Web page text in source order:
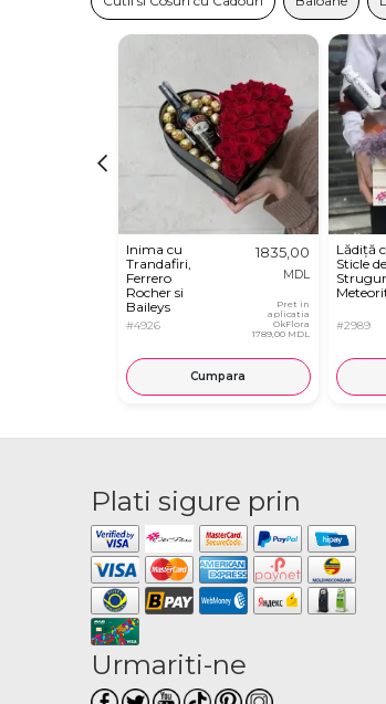
Inima cu
Trandafiri,
Ferrero
Rocher si
Baileys
#4926
1835,00
MDL
Pret in
aplicatia
OkFlora
1789,00 MDL
Cumpara
Lădiță
Sticle
#2989
Plati sigure prin
Urmariti-ne